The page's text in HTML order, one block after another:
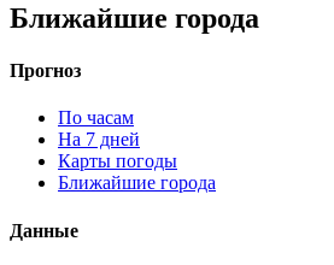
Ближайшие города
Прогноз
По часам
На 7 дней
Карты погоды
Ближайшие города
Данные